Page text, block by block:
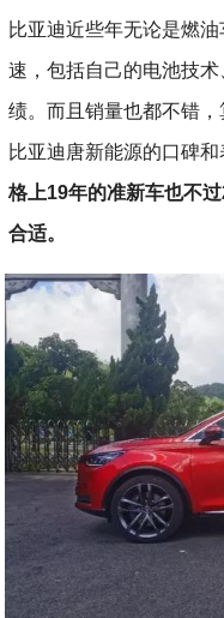
比亚迪近些年无论是燃
速，包括自己的电池技
绩。而且销量也都不错，
比亚迪唐新能源的口碑
格上19年的准新车也不
合适。